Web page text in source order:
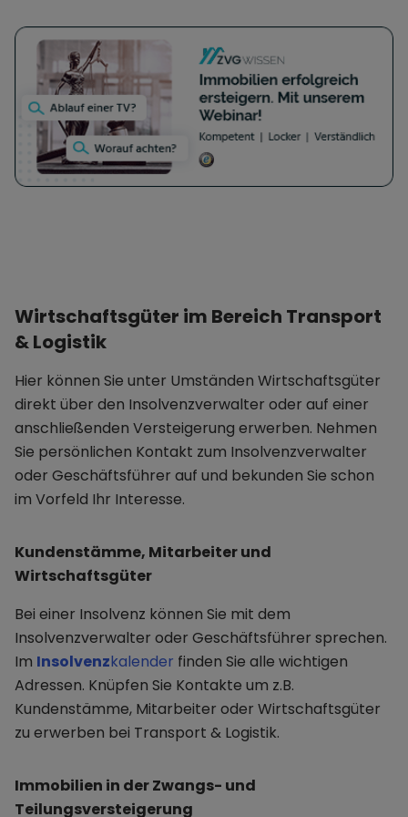
Wirtschaftsgüter im Bereich Transport
& Logistik
Hier können Sie unter Umständen Wirtschaftsgüter
direkt über den Insolvenzverwalter oder auf einer
anschließenden Versteigerung erwerben. Nehmen
Sie persönlichen Kontakt zum Insolvenzverwalter
oder Geschäftsführer auf und bekunden Sie schon
im Vorfeld Ihr Interesse.
Kundenstämme, Mitarbeiter und
Wirtschaftsgüter
Bei einer Insolvenz können Sie mit dem
Insolvenzverwalter oder Geschäftsführer sprechen.
Im Insolvenzkalender finden Sie alle wichtigen
Adressen. Knüpfen Sie Kontakte um z.B.
Kundenstämme, Mitarbeiter oder Wirtschaftsgüter
zu erwerben bei Transport & Logistik.
Immobilien in der Zwangs- und
Teilungsversteigerung